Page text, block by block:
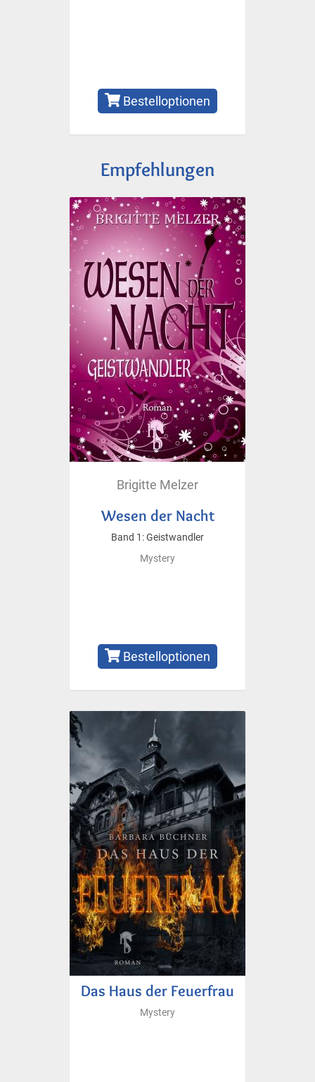
Bestelloptionen
Empfehlungen
Brigitte Melzer
Wesen der Nacht
Band 1: Geistwandler
Mystery
Bestelloptionen
Das Haus der Feuerfrau
Mystery